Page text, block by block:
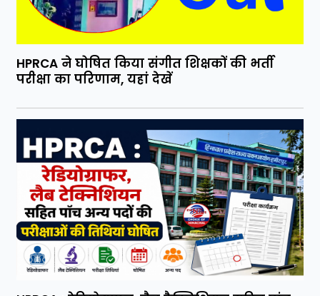
HPRCA ने घोषित किया संगीत शिक्षकों की भर्ती
परीक्षा का परिणाम, यहां देखें